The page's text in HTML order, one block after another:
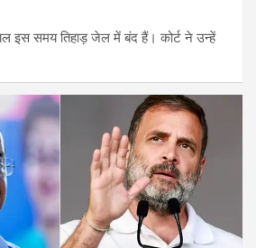
इस समय तिहाड़ जेल में बंद हैं। कोर्ट ने उन्हें